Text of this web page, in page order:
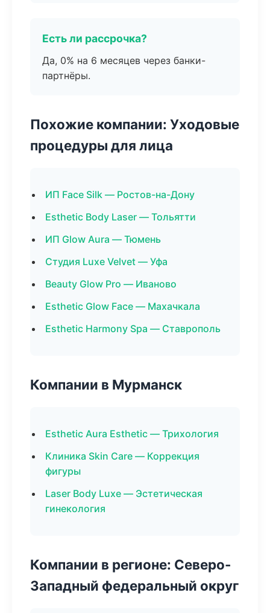
Есть ли рассрочка?
Да, 0% на 6 месяцев через банки-
партнёры.
Похожие компании: Уходовые
процедуры для лица
ИП Face Silk — Ростов-на-Дону
Esthetic Body Laser — Тольятти
ИП Glow Aura — Тюмень
Студия Luxe Velvet — Уфа
Beauty Glow Pro — Иваново
Esthetic Glow Face — Махачкала
Esthetic Harmony Spa — Ставрополь
Компании в Мурманск
Esthetic Aura Esthetic — Трихология
Клиника Skin Care — Коррекция
фигуры
Laser Body Luxe — Эстетическая
гинекология
Компании в регионе: Северо-
Западный федеральный округ